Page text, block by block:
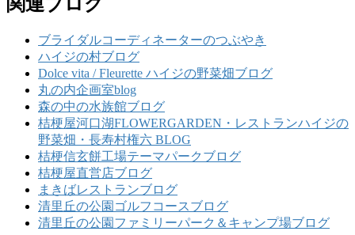
関連ブログ
ブライダルコーディネーターのつぶやき
ハイジの村ブログ
Dolce vita / Fleurette ハイジの野菜畑ブログ
丸の内企画室blog
森の中の水族館ブログ
桔梗屋河口湖FLOWERGARDEN・レストランハイジの
野菜畑・長寿村権六 BLOG
桔梗信玄餅工場テーマパークブログ
桔梗屋直営店ブログ
まきばレストランブログ
清里丘の公園ゴルフコースブログ
清里丘の公園ファミリーパーク＆キャンプ場ブログ